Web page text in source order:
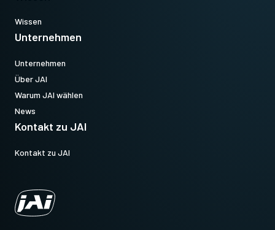
Wissen
Unternehmen
Unternehmen
Über JAI
Warum JAI wählen
News
Kontakt zu JAI
Kontakt zu JAI